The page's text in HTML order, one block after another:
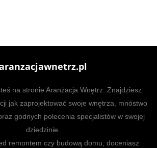
na stronie Aranżacja Wnętrz. Znajdziesz
jak zaprojektować swoje wnętrza, mnóstwo
godnych polecenia specjalistów w swojej
dziedzinie.
remontem czy budową domu, doceniasz